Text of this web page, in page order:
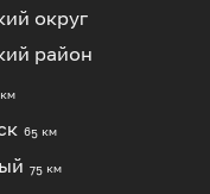
округ
район
65 км
75 км